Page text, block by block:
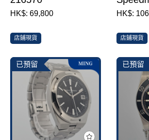
HK$: 69,800
店鋪現貨
HK$:
店鋪現貨
已預留 已預留